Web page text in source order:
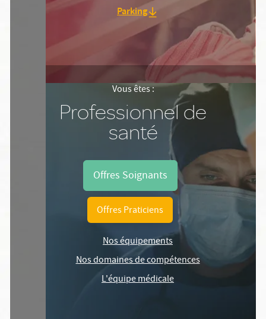
Parking
Vous êtes :
Professionnel de
santé
Offres Soignants
Offres Praticiens
Nos équipements
Nos domaines de compétences
L'équipe médicale